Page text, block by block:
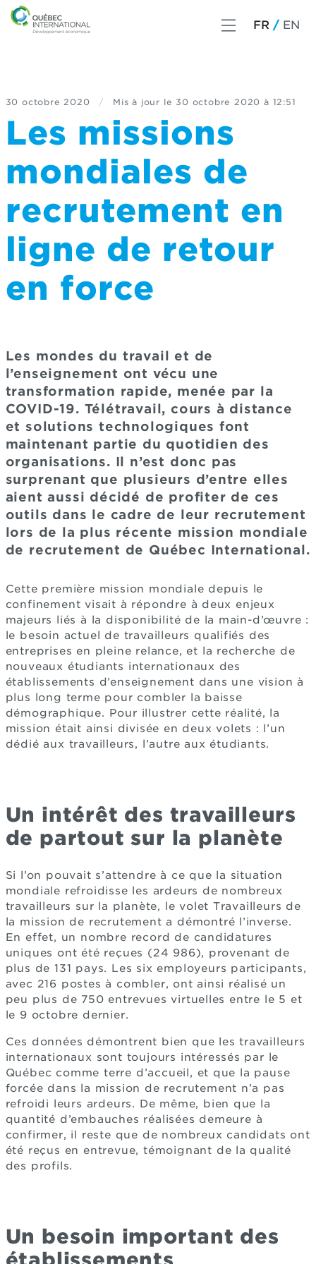
FR EN
30 octobre 2020 / Mis à jour le 30 octobre 2020 à 12:51
Les missions
mondiales de
recrutement en
ligne de retour
en force
Les mondes du travail et de
l’enseignement ont vécu une
transformation rapide, menée par la
COVID-19. Télétravail, cours à distance
et solutions technologiques font
maintenant partie du quotidien des
organisations. Il n’est donc pas
surprenant que plusieurs d’entre elles
aient aussi décidé de profiter de ces
outils dans le cadre de leur recrutement
lors de la plus récente mission mondiale
de recrutement de Québec International.
Cette première mission mondiale depuis le
confinement visait à répondre à deux enjeux
majeurs liés à la disponibilité de la main-d’œuvre :
le besoin actuel de travailleurs qualifiés des
entreprises en pleine relance, et la recherche de
nouveaux étudiants internationaux des
établissements d’enseignement dans une vision à
plus long terme pour combler la baisse
démographique. Pour illustrer cette réalité, la
mission était ainsi divisée en deux volets : l’un
dédié aux travailleurs, l’autre aux étudiants.
Un intérêt des travailleurs
de partout sur la planète
Si l’on pouvait s’attendre à ce que la situation
mondiale refroidisse les ardeurs de nombreux
travailleurs sur la planète, le volet Travailleurs de
la mission de recrutement a démontré l’inverse.
En effet, un nombre record de candidatures
uniques ont été reçues (24 986), provenant de
plus de 131 pays. Les six employeurs participants,
avec 216 postes à combler, ont ainsi réalisé un
peu plus de 750 entrevues virtuelles entre le 5 et
le 9 octobre dernier.
Ces données démontrent bien que les travailleurs
internationaux sont toujours intéressés par le
Québec comme terre d’accueil, et que la pause
forcée dans la mission de recrutement n’a pas
refroidi leurs ardeurs. De même, bien que la
quantité d’embauches réalisées demeure à
confirmer, il reste que de nombreux candidats ont
été reçus en entrevue, témoignant de la qualité
des profils.
Un besoin important des